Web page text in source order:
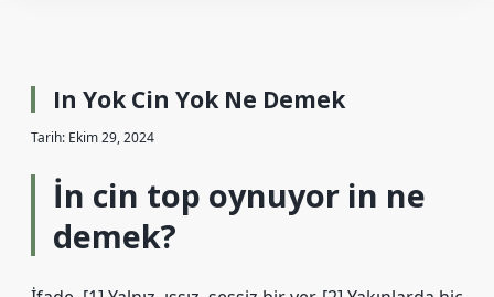
In Yok Cin Yok Ne Demek
Tarih: Ekim 29, 2024
İn cin top oynuyor in ne
demek?